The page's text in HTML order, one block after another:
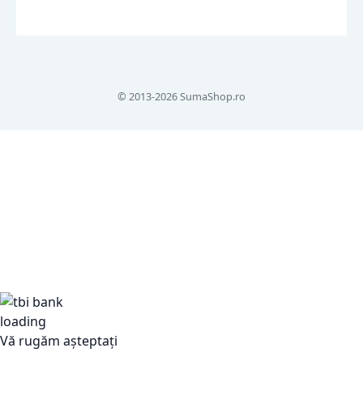
© 2013-2026 SumaShop.ro
Vă rugăm așteptați